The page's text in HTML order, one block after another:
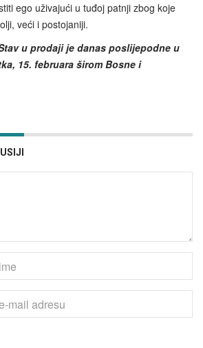
ego uživajući u tuđoj patnji zbog koje
veći i postojaniji.
u prodaji je danas poslijepodne u
15. februara širom Bosne i